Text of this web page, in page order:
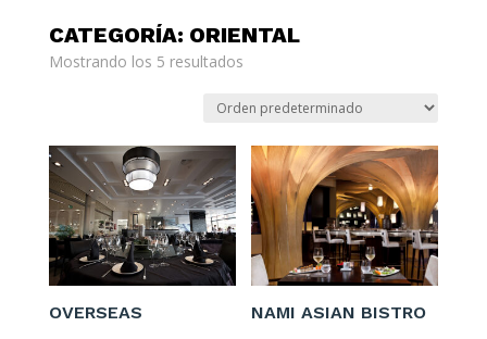
CATEGORÍA: ORIENTAL
Mostrando los 5 resultados
OVERSEAS NAMI ASIAN BISTRO